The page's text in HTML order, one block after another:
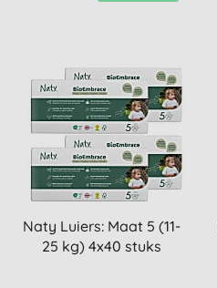
Naty Luiers: Maat 5 (11-
25 kg) 4x40 stuks